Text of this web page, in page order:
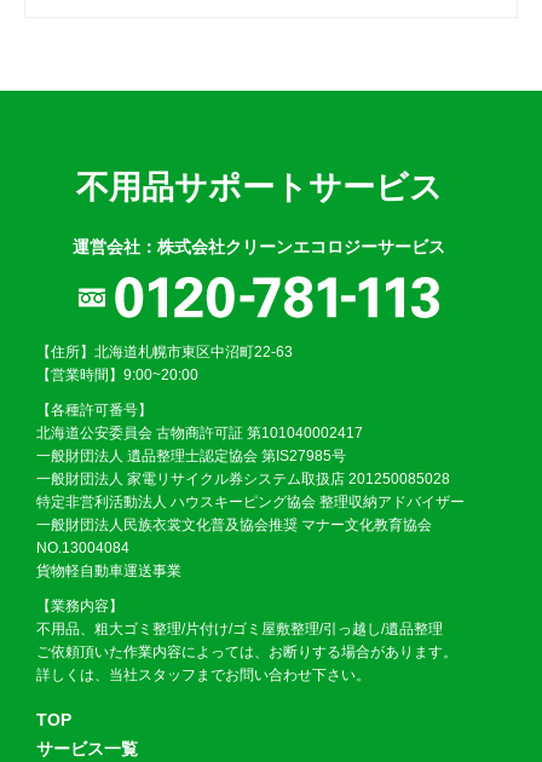
不用品サポートサービス
運営会社：株式会社クリーンエコロジーサービス
【住所】北海道札幌市東区中沼町22-63
【営業時間】9:00~20:00
【各種許可番号】
北海道公安委員会 古物商許可証 第101040002417
一般財団法人 遺品整理士認定協会 第IS27985号
一般財団法人 家電リサイクル券システム取扱店 201250085028
特定非営利活動法人 ハウスキーピング協会 整理収納アドバイザー
一般財団法人民族衣裳文化普及協会推奨 マナー文化教育協会
NO.13004084
貨物軽自動車運送事業
【業務内容】
不用品、粗大ゴミ整理/片付け/ゴミ屋敷整理/引っ越し/遺品整理
ご依頼頂いた作業内容によっては、お断りする場合があります。
詳しくは、当社スタッフまでお問い合わせ下さい。
TOP
サービス一覧